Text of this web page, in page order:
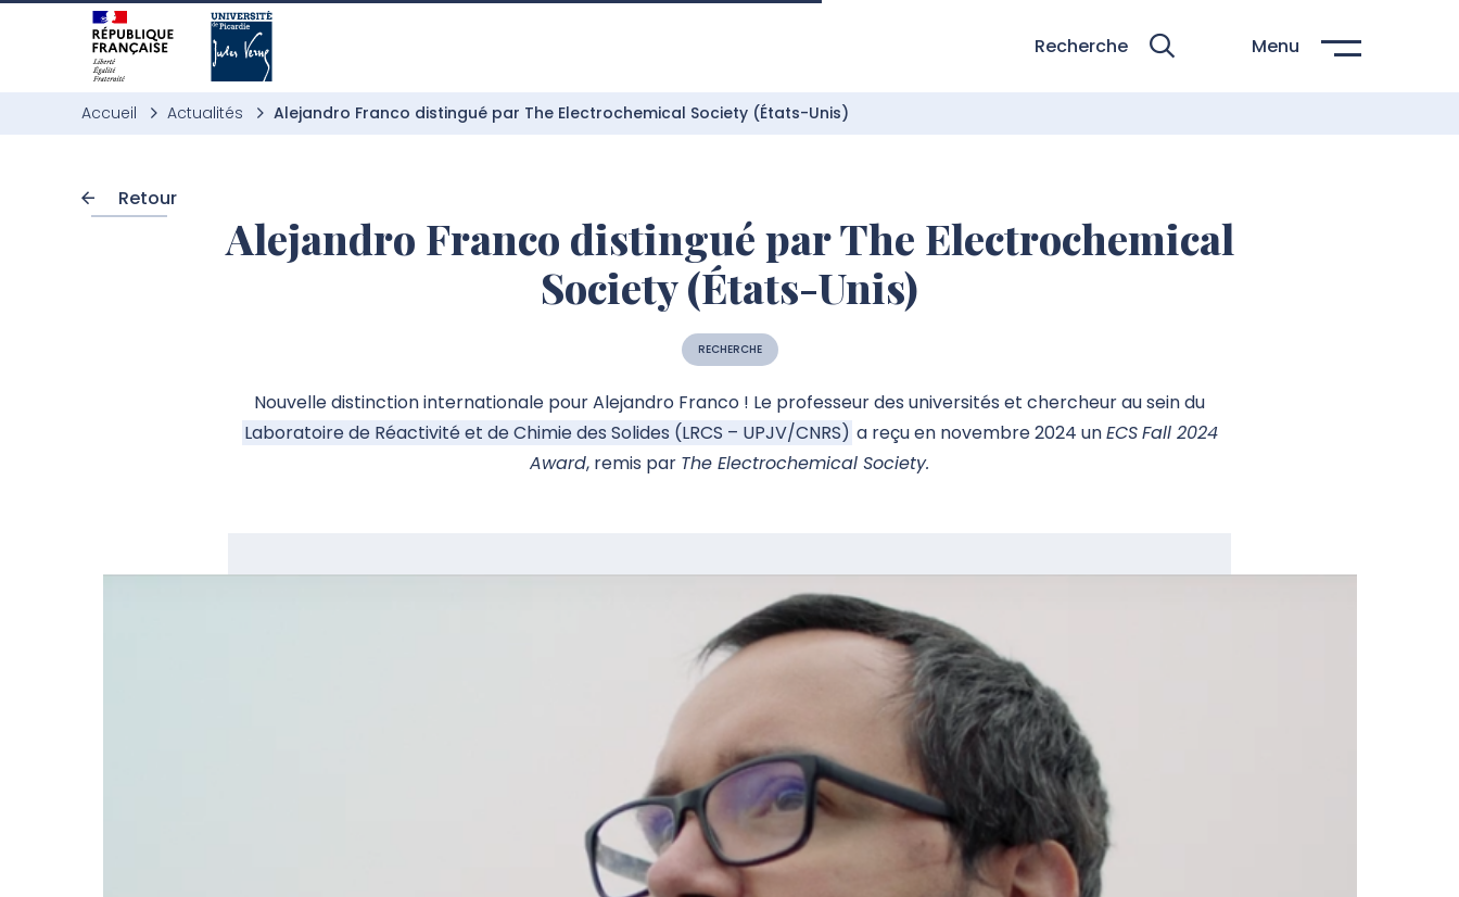
Aller à l’entête de page
Aller au menu principale
Aller au contenu principal
Aller à la recherche
Passer aux cookies
Aller au pied de page
Recherche Menu
Accueil Actualités Alejandro Franco distingué par The Electrochemical Society (États-Unis)
Retour
Alejandro Franco distingué par The Electrochemical
Society (États-Unis)
RECHERCHE
Nouvelle distinction internationale pour Alejandro Franco ! Le professeur des universités et chercheur au sein du
Laboratoire de Réactivité et de Chimie des Solides (LRCS – UPJV/CNRS) a reçu en novembre 2024 unECSFall 2024
Award, remis par The Electrochemical Society.